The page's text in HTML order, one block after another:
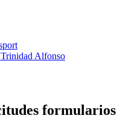
Alfonso
formularios